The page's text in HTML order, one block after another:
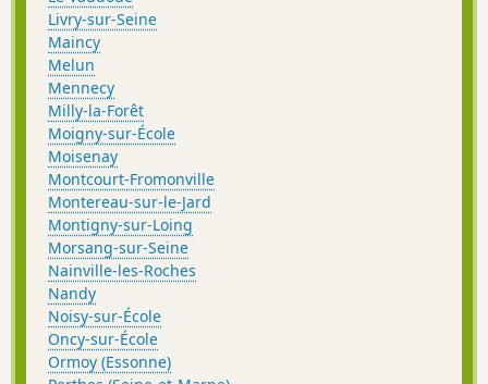
Livry-sur-Seine
Maincy
Melun
Mennecy
Milly-la-Forêt
Moigny-sur-École
Moisenay
Montcourt-Fromonville
Montereau-sur-le-Jard
Montigny-sur-Loing
Morsang-sur-Seine
Nainville-les-Roches
Nandy
Noisy-sur-École
Oncy-sur-École
Ormoy (Essonne)